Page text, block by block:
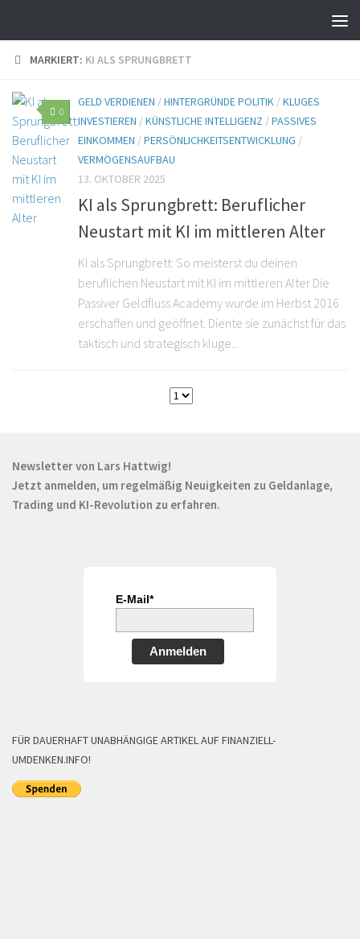
MARKIERT: KI ALS SPRUNGBRETT
0
GELD VERDIENEN /HINTERGRÜNDE POLITIK /KLUGES
INVESTIEREN /KÜNSTLICHE INTELLIGENZ /PASSIVES
EINKOMMEN /PERSÖNLICHKEITSENTWICKLUNG /
VERMÖGENSAUFBAU
13. OKTOBER 2025
KI als Sprungbrett: Beruflicher
Neustart mit KI im mittleren Alter
KI als Sprungbrett: So meisterst du deinen
beruflichen Neustart mit KI im mittleren Alter Die
Passiver Geldfluss Academy wurde im Herbst 2016
erschaffen und geöffnet. Diente sie zunächst für das
taktisch und strategisch kluge...
Newsletter von Lars Hattwig!
Jetzt anmelden, um regelmäßig Neuigkeiten zu Geldanlage,
Trading und KI-Revolution zu erfahren.
E-Mail*
Anmelden
FÜR DAUERHAFT UNABHÄNGIGE ARTIKEL AUF FINANZIELL-
UMDENKEN.INFO!